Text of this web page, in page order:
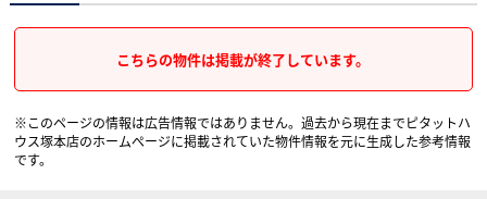
こちらの物件は掲載が終了しています。
※このページの情報は広告情報ではありません。過去から現在までピタットハ
ウス塚本店のホームぺージに掲載されていた物件情報を元に生成した参考情報
です。